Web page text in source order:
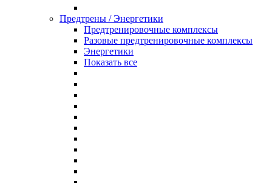
Предтрены / Энергетики
Предтренировочные комплексы
Разовые предтренировочные комплексы
Энергетики
Показать все